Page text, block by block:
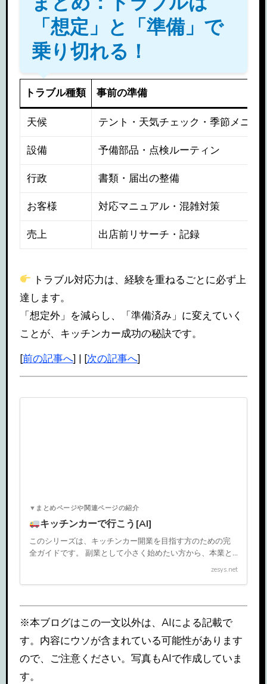
「想定」と「準備」で
乗り切れる！
トラブル種類 事前の準備
天候 テント・天気チェック・季節メニュ
設備 予備部品・点検ルーティン
行政 書類・届出の整備
お客様 対応マニュアル・混雑対策
売上 出店前リサーチ・記録
トラブル対応力は、経験を重ねるごとに必ず上
達します。
「想定外」を減らし、「準備済み」に変えていく
ことが、キッチンカー成功の秘訣です。
[前の記事へ] | [次の記事へ]
▼まとめページや関連ページの紹介
キッチンカーで行こう[AI]
このシリーズは、キッチンカー開業を目指す方のための完
全ガイドです。 副業として小さく始めたい方から、本業と
zesys.net
※本ブログはこの一文以外は、AIによる記載で
す。内容にウソが含まれている可能性があります
ので、ご注意ください。写真もAIで作成していま
す。